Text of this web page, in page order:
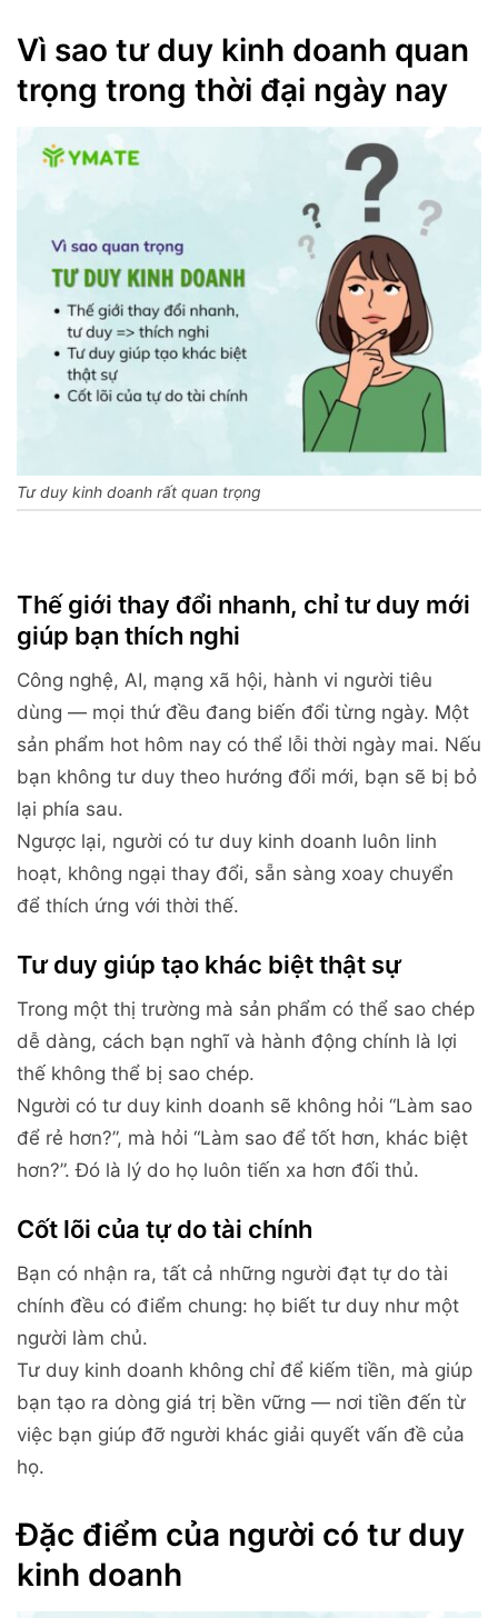
Vì sao tư duy kinh doanh quan
trọng trong thời đại ngày nay
Tư duy kinh doanh rất quan trọng
Thế giới thay đổi nhanh, chỉ tư duy mới
giúp bạn thích nghi
Công nghệ, AI, mạng xã hội, hành vi người tiêu
dùng — mọi thứ đều đang biến đổi từng ngày. Một
sản phẩm hot hôm nay có thể lỗi thời ngày mai. Nếu
bạn không tư duy theo hướng đổi mới, bạn sẽ bị bỏ
lại phía sau.
Ngược lại, người có tư duy kinh doanh luôn linh
hoạt, không ngại thay đổi, sẵn sàng xoay chuyển
để thích ứng với thời thế.
Tư duy giúp tạo khác biệt thật sự
Trong một thị trường mà sản phẩm có thể sao chép
dễ dàng, cách bạn nghĩ và hành động chính là lợi
thế không thể bị sao chép.
Người có tư duy kinh doanh sẽ không hỏi “Làm sao
để rẻ hơn?”, mà hỏi “Làm sao để tốt hơn, khác biệt
hơn?”. Đó là lý do họ luôn tiến xa hơn đối thủ.
Cốt lõi của tự do tài chính
Bạn có nhận ra, tất cả những người đạt tự do tài
chính đều có điểm chung: họ biết tư duy như một
người làm chủ.
Tư duy kinh doanh không chỉ để kiếm tiền, mà giúp
bạn tạo ra dòng giá trị bền vững — nơi tiền đến từ
việc bạn giúp đỡ người khác giải quyết vấn đề của
họ.
Đặc điểm của người có tư duy
kinh doanh